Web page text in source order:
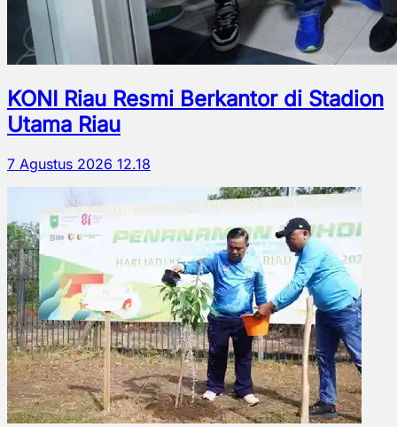
KONI Riau Resmi Berkantor di Stadion
Utama Riau
7 Agustus 2026 12.18